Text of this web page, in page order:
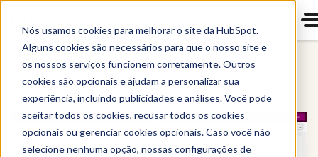
Nós usamos cookies para melhorar o site da HubSpot.
Alguns cookies são necessários para que o nosso site e
os nossos serviços funcionem corretamente. Outros
cookies são opcionais e ajudam a personalizar sua
experiência, incluindo publicidades e análises. Você pode
aceitar todos os cookies, recusar todos os cookies
opcionais ou gerenciar cookies opcionais. Caso você não
selecione nenhuma opção, nossas configurações de
Contet Hub